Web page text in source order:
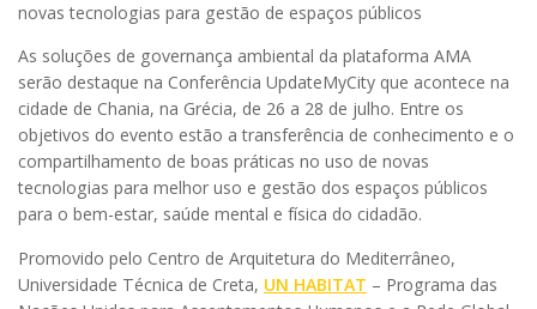
novas tecnologias para gestão de espaços públicos
As soluções de governança ambiental da plataforma AMA
serão destaque na Conferência UpdateMyCity que acontece na
cidade de Chania, na Grécia, de 26 a 28 de julho. Entre os
objetivos do evento estão a transferência de conhecimento e o
compartilhamento de boas práticas no uso de novas
tecnologias para melhor uso e gestão dos espaços públicos
para o bem-estar, saúde mental e física do cidadão.
Promovido pelo Centro de Arquitetura do Mediterrâneo,
Universidade Técnica de Creta, UN HABITAT – Programa das